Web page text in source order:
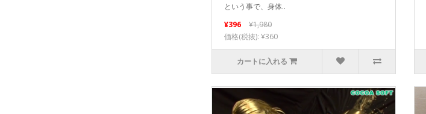
という事で、身体..
¥396
¥1,980
価格(税抜): ¥360
カートに入れる